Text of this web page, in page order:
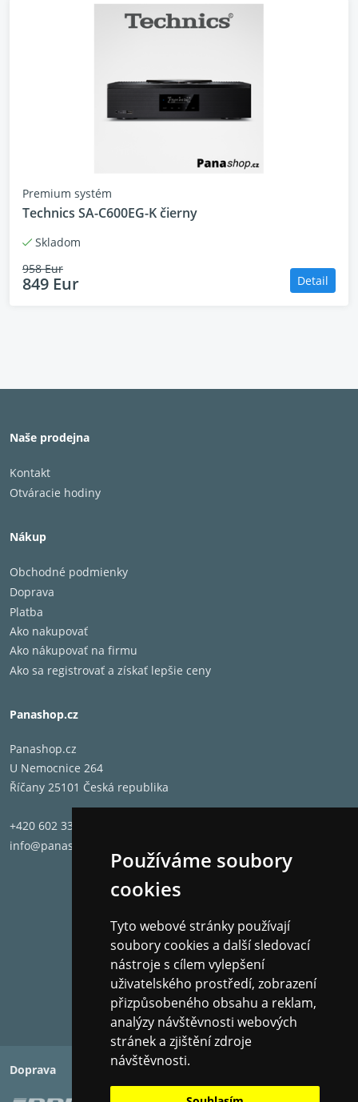
Používáme soubory
cookies
Tyto webové stránky používají
soubory cookies a další sledovací
nástroje s cílem vylepšení
uživatelského prostředí, zobrazení
přizpůsobeného obsahu a reklam,
analýzy návštěvnosti webových
stránek a zjištění zdroje
návštěvnosti.
Premium systém
Technics SA-C600EG-K čierny
Skladom
958 Eur
849 Eur Detail
Naše prodejna
Kontakt
Otváracie hodiny
Nákup
Obchodné podmienky
Doprava
Platba
Ako nakupovať
Ako nákupovať na firmu
Ako sa registrovať a získať lepšie ceny
Panashop.cz
Panashop.cz
U Nemocnice 264
Říčany 25101 Česká republika
+420 602 331 662
info@panashop.cz
Doprava Platba